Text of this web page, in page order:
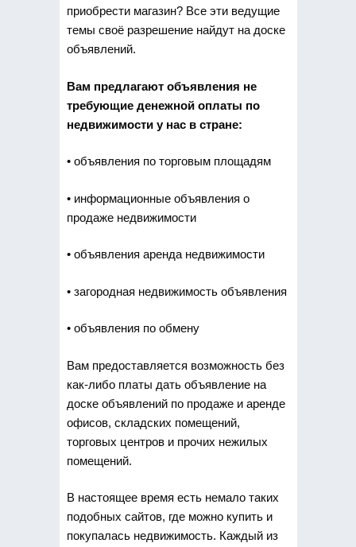
приобрести магазин? Все эти ведущие
темы своё разрешение найдут на доске
объявлений.
Вам предлагают объявления не
требующие денежной оплаты по
недвижимости у нас в стране:
• объявления по торговым площадям
• информационные объявления о
продаже недвижимости
• объявления аренда недвижимости
• загородная недвижимость объявления
• объявления по обмену
Вам предоставляется возможность без
как-либо платы дать объявление на
доске объявлений по продаже и аренде
офисов, складских помещений,
торговых центров и прочих нежилых
помещений.
В настоящее время есть немало таких
подобных сайтов, где можно купить и
покупалась недвижимость. Каждый из